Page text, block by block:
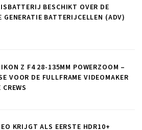
BESCHIKT OVER DE
GENERATIE BATTERIJCELLEN (ADV)
Z F4 28-135MM POWERZOOM –
VOOR DE FULLFRAME VIDEOMAKER
KRIJGT ALS EERSTE HDR10+